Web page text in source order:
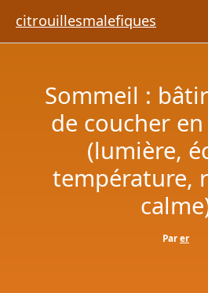
contenu
citrouillesmalefiques
Sommeil :
de coucher
(lumière,
température,
Parer